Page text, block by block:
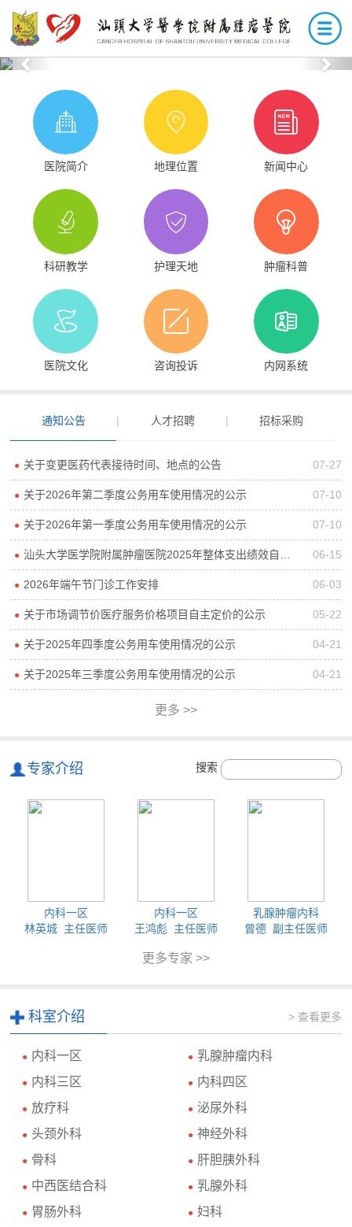
Previous
医院简介 地理位置 新闻中心
科研教学 护理天地 肿瘤科普
医院文化 咨询投诉 内网系统
通知公告 | 人才招聘 | 招标采购
● 关于变更医药代表接待时间、地点的公告 07-27
● 关于2026年第二季度公务用车使用情况的公示 07-10
● 关于2026年第一季度公务用车使用情况的公示 07-10
● 汕头大学医学院附属肿瘤医院2025年整体支出绩效自评报告 06-15
● 2026年端午节门诊工作安排 06-03
● 关于市场调节价医疗服务价格项目自主定价的公示 05-22
● 关于2025年四季度公务用车使用情况的公示 04-21
● 关于2025年三季度公务用车使用情况的公示 04-21
更多 >>
专家介绍 搜索
内科一区
林英城 主任医师
内科一区
王鸿彪 主任医师
乳腺肿瘤内科
曾德 副主任医师
更多专家 >>
科室介绍 > 查看更多
● 内科一区 ● 乳腺肿瘤内科
● 内科三区 ● 内科四区
● 放疗科 ● 泌尿外科
● 头颈外科 ● 神经外科
● 骨科 ● 肝胆胰外科
● 中西医结合科 ● 乳腺外科
● 胃肠外科 ● 妇科